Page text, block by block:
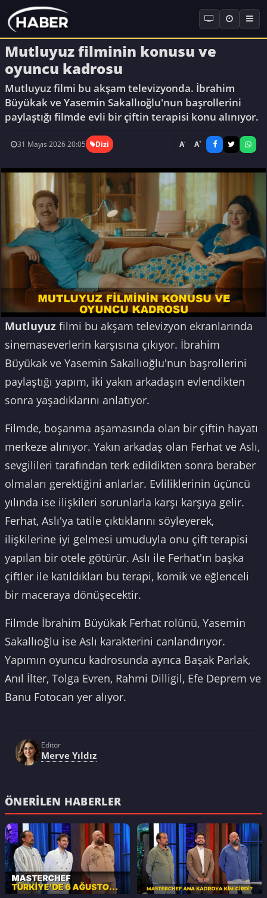
Mutluyuz filminin konusu ve
oyuncu kadrosu
Mutluyuz filmi bu akşam televizyonda. İbrahim
Büyükak ve Yasemin Sakallıoğlu'nun başrollerini
paylaştığı filmde evli bir çiftin terapisi konu alınıyor.
31 Mayıs 2026 20:05 Dizi A- A+
Mutluyuz filmi bu akşam televizyon ekranlarında
sinemaseverlerin karşısına çıkıyor. İbrahim
Büyükak ve Yasemin Sakallıoğlu'nun başrollerini
paylaştığı yapım, iki yakın arkadaşın evlendikten
sonra yaşadıklarını anlatıyor.
Filmde, boşanma aşamasında olan bir çiftin hayatı
merkeze alınıyor. Yakın arkadaş olan Ferhat ve Aslı,
sevgilileri tarafından terk edildikten sonra beraber
olmaları gerektiğini anlarlar. Evliliklerinin üçüncü
yılında ise ilişkileri sorunlarla karşı karşıya gelir.
Ferhat, Aslı'ya tatile çıktıklarını söyleyerek,
ilişkilerine iyi gelmesi umuduyla onu çift terapisi
yapılan bir otele götürür. Aslı ile Ferhat'ın başka
çiftler ile katıldıkları bu terapi, komik ve eğlenceli
bir maceraya dönüşecektir.
Filmde İbrahim Büyükak Ferhat rolünü, Yasemin
Sakallıoğlu ise Aslı karakterini canlandırıyor.
Yapımın oyuncu kadrosunda ayrıca Başak Parlak,
Anıl İlter, Tolga Evren, Rahmi Dilligil, Efe Deprem ve
Banu Fotocan yer alıyor.
Editör
Merve Yıldız
ÖNERILEN HABERLER